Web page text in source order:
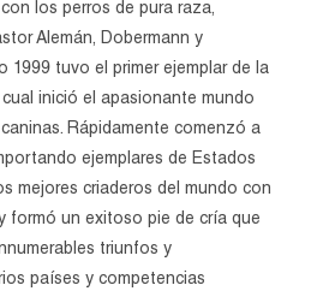
los perros de pura raza,
Alemán, Dobermann y
1999 tuvo el primer ejemplar de la
inició el apasionante mundo
Rápidamente comenzó a
ejemplares de Estados
mejores criaderos del mundo con
formó un exitoso pie de cría que
triunfos y
países y competencias